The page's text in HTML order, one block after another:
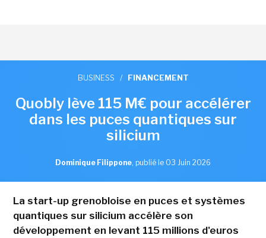
BUSINESS / FINANCEMENT
Quobly lève 115 M€ pour accélérer
dans les puces quantiques sur
silicium
Dominique Filippone, publié le 03 Juin 2026
La start-up grenobloise en puces et systèmes
quantiques sur silicium accélère son
développement en levant 115 millions d'euros